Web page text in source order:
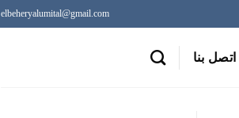
elbeheryalumital@gmail.com
اتصل بنا